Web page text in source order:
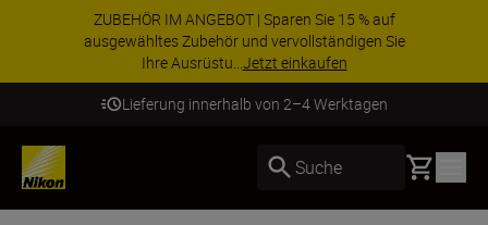
ZUBEHÖR IM ANGEBOT | Sparen Sie 15 % auf
ausgewähltes Zubehör und vervollständigen Sie
Ihre Ausrüstu...Jetzt einkaufen
Lieferung innerhalb von 2–4 Werktagen
Suche Basket